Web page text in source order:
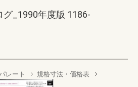
_1990年度版 1186-
レート 規格寸法・価格表